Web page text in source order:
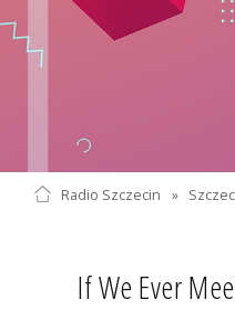
Radio Szczecin »
If We Ever